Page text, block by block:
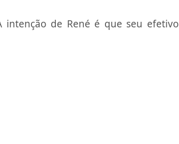
de René é que seu efetivo